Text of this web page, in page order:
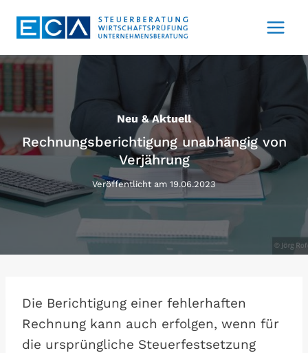
Inhalt
Neu & Aktuell
Rechnungsberichtigung unabhängig von
Verjährung
Veröffentlicht am 19.06.2023
Die Berichtigung einer fehlerhaften
Rechnung kann auch erfolgen, wenn für
die ursprüngliche Steuerfestsetzung